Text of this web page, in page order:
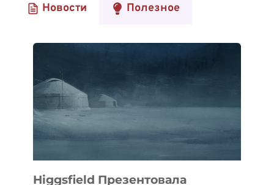
Новости Полезное
Higgsfield Презентовала